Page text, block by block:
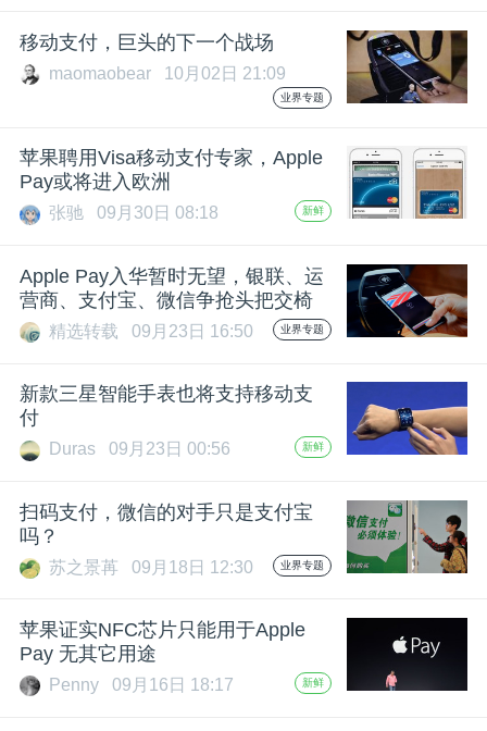
GAIR
题
搞
移动支付，巨头的下一个战场
maomaobear 10月02日 21:09
业界专题
苹果聘用Visa移动支付专家，Apple
Pay或将进入欧洲
张驰 09月30日 08:18 新鲜
Apple Pay入华暂时无望，银联、运
营商、支付宝、微信争抢头把交椅
精选转载 09月23日 16:50 业界专题
新款三星智能手表也将支持移动支
付
Duras 09月23日 00:56 新鲜
扫码支付，微信的对手只是支付宝
吗？
苏之景苒 09月18日 12:30 业界专题
苹果证实NFC芯片只能用于Apple
Pay 无其它用途
Penny 09月16日 18:17 新鲜